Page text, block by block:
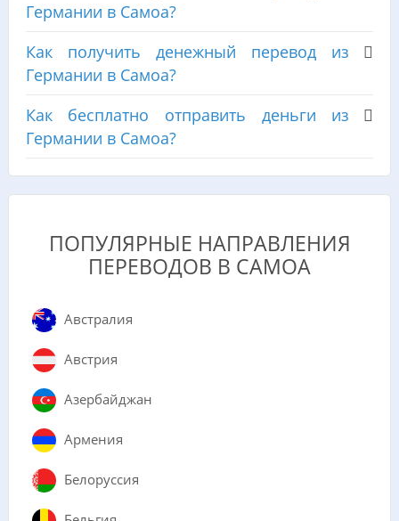
Германии в Самоа?
Как получить денежный перевод из
Германии в Самоа?
Как бесплатно отправить деньги из
Германии в Самоа?
ПОПУЛЯРНЫЕ НАПРАВЛЕНИЯ
ПЕРЕВОДОВ В САМОА
Австралия
Австрия
Азербайджан
Армения
Белоруссия